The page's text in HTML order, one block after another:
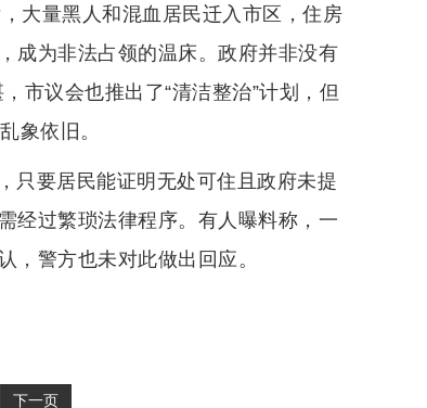
大量黑人和混血居民迁入市区，住房
成为非法占领的温床。政府并非没有
市议会也推出了“清洁整治”计划，但
象依旧。
只要居民能证明无处可住且政府未提
经过繁琐法律程序。有人曝料称，一
，警方也未对此做出回应。
下一页